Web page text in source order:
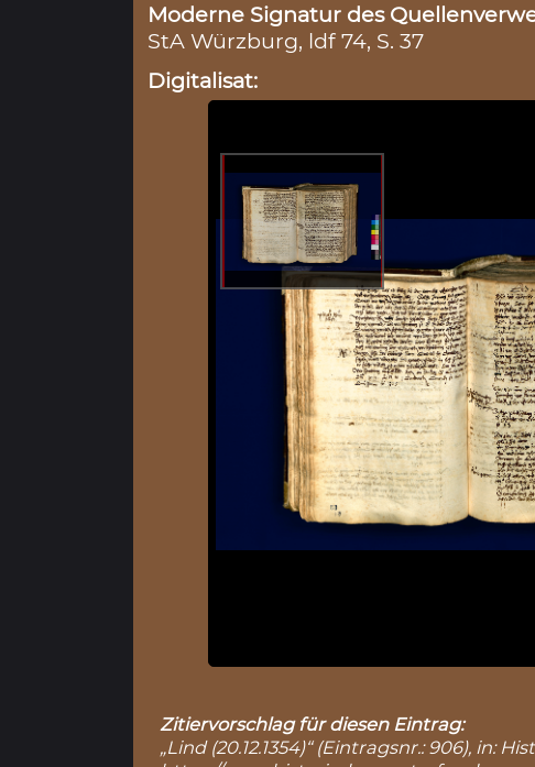
Moderne Signatur des
StA Würzburg, ldf 74, S. 37
Digitalisat:
Zitiervorschlag für diesen Eintrag:
„Lind (20.12.1354)“ (Eintragsnr.: 906), in: